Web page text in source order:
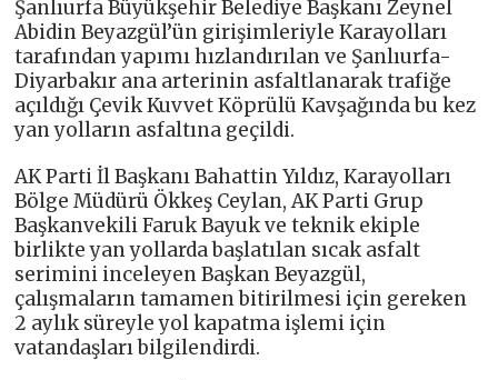
Şanlıurfa Büyükşehir Belediye Başkanı Zeynel
Abidin Beyazgül’ün girişimleriyle Karayolları
tarafından yapımı hızlandırılan ve Şanlıurfa-
Diyarbakır ana arterinin asfaltlanarak trafiğe
açıldığı Çevik Kuvvet Köprülü Kavşağında bu kez
yan yolların asfaltına geçildi.
AK Parti İl Başkanı Bahattin Yıldız, Karayolları
Bölge Müdürü Ökkeş Ceylan, AK Parti Grup
Başkanvekili Faruk Bayuk ve teknik ekiple
birlikte yan yollarda başlatılan sıcak asfalt
serimini inceleyen Başkan Beyazgül,
çalışmaların tamamen bitirilmesi için gereken
2 aylık süreyle yol kapatma işlemi için
vatandaşları bilgilendirdi.